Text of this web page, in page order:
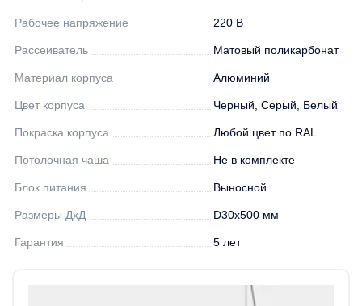
Рабочее напряжение 220 В
Рассеиватель Матовый поликарбонат
Материал корпуса Алюминий
Цвет корпуса Черный, Серый, Белый
Покраска корпуса Любой цвет по RAL
Потолочная чаша Не в комплекте
Блок питания Выносной
Размеры ДхД D30х500 мм
Гарантия 5 лет